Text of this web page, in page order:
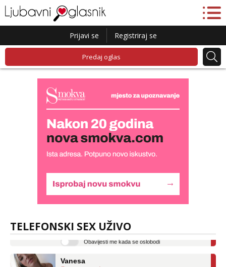
Prijavi se Registriraj se
Predaj oglas
TELEFONSKI SEX UŽIVO
tel:0,93€ - mob:1,12€ min
Razgovaram :)